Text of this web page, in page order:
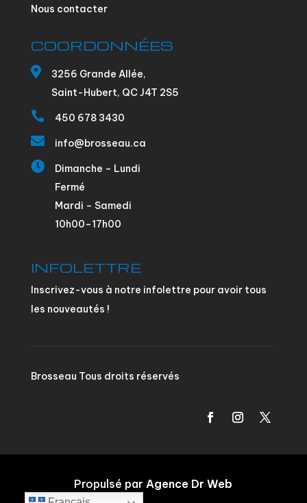
Nous contacter
COORDONNÉES

3256 Grande Allée,
Saint-Hubert, QC J4T 2S5
 450 678 3430
 info@brosseau.ca

Dimanche – Lundi
Fermé
Mardi – Samedi
10h00–17h00
INFOLETTRE
Inscrivez-vous à notre infolettre pour avoir tous
les nouveautés !
Brosseau Tous droits réservés
Propulsé parAgence Dr Web